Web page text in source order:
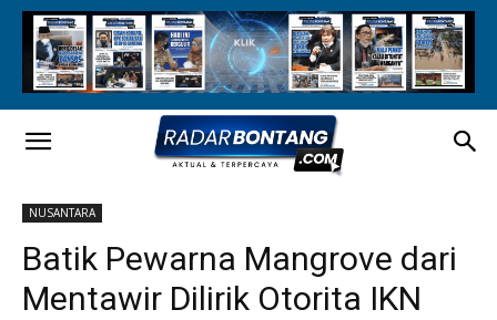
NUSANTARA
Batik Pewarna Mangrove dari
Mentawir Dilirik Otorita IKN